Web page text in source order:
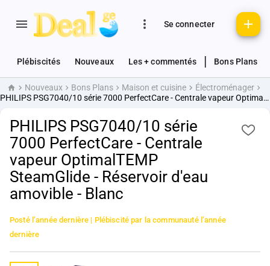
Se connecter
Plébiscités Nouveaux Les + commentés Bons Plans
AccueilNouveaux Bons Plans Maison et cuisine
Électroménager
PHILIPS PSG7040/10 série 7000 PerfectCare - Centrale vapeur OptimalTEMP SteamGlide - Réservoir d'eau amovible - Blanc
PHILIPS PSG7040/10 série
7000 PerfectCare - Centrale
vapeur OptimalTEMP
SteamGlide - Réservoir d'eau
amovible - Blanc
Posté l’année dernière | Plébiscité par la communauté l’année
dernière